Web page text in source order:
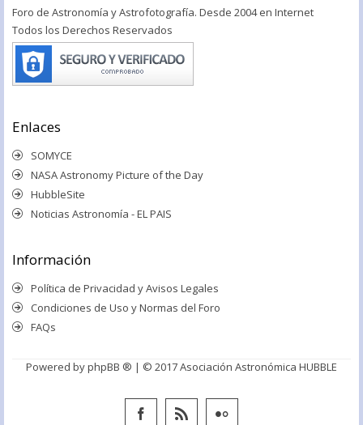
Foro de Astronomía y Astrofotografía. Desde 2004 en Internet
Todos los Derechos Reservados
Enlaces
SOMYCE
NASA Astronomy Picture of the Day
HubbleSite
Noticias Astronomía - EL PAIS
Información
Política de Privacidad y Avisos Legales
Condiciones de Uso y Normas del Foro
FAQs
Powered byphpBB ® | © 2017 Asociación Astronómica HUBBLE